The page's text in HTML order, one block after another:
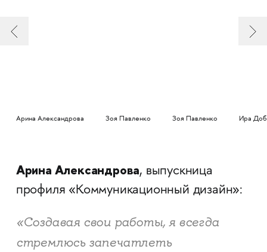
Арина Александрова Зоя Павленко Зоя Павленко Ира
Арина Александрова, выпускница
профиля «Коммуникационный дизайн»:
«Создавая свои работы, я всегда
стремлюсь запечатлеть